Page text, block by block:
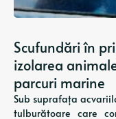
Scufundări în
izolarea
parcuri marine
Sub suprafața
tulburătoare care